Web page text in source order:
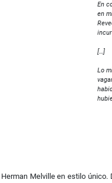
En
en
[…]
Lo
Melville en estilo